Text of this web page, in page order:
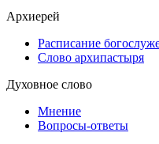
Архиерей
Расписание
Слово архипастыря
Духовное слово
Мнение
Вопросы-ответы